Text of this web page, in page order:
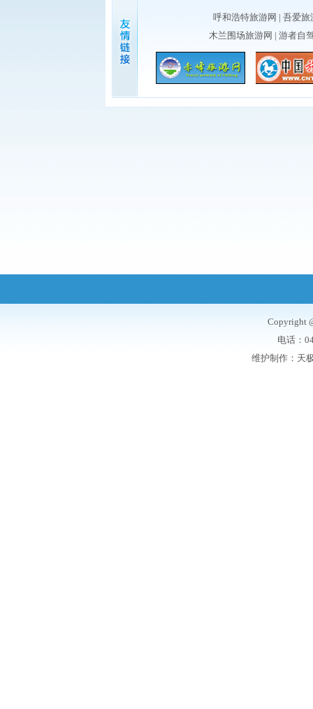
呼和浩特旅游网 | 吾爱旅
木兰围场旅游网 | 游者自
Copyright
电话：
维护制作： 天